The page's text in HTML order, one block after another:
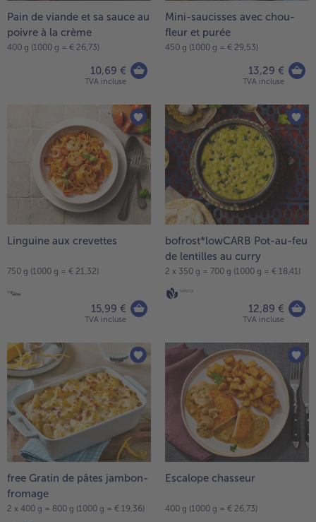
- 5 € à l’achat de 7 menus au choix
Pain de viande et sa sauce au
poivre à la crème
400 g (1000 g = € 26,73)
10,69 €
TVA incluse
Mini-saucisses avec chou-
fleur et purée
450 g (1000 g = € 29,53)
13,29 €
TVA incluse
Linguine aux crevettes
750 g (1000 g = € 21,32)
15,99 €
TVA incluse
bofrost*lowCARB Pot-au-feu
de lentilles au curry
2 x 350 g = 700 g (1000 g = € 18,41)
12,89 €
TVA incluse
free Gratin de pâtes jambon-
fromage
2 x 400 g = 800 g (1000 g = € 19,36)
Escalope chasseur
400 g (1000 g = € 26,73)